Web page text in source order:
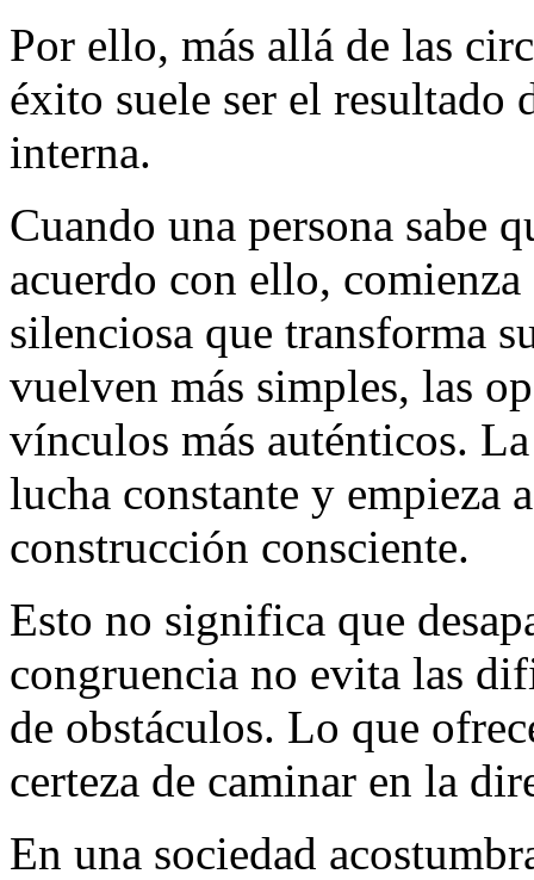
Por ello, más allá de las
éxito suele ser el resultado
interna.
Cuando una persona sabe
acuerdo con ello,
silenciosa que transforma
vuelven más simples, las
vínculos más auténticos.
lucha constante y empieza
construcción consciente.
Esto no significa que
congruencia no evita las
de obstáculos. Lo que
certeza de caminar en la
En una sociedad